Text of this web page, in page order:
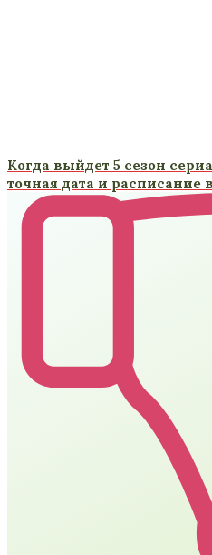
Когда выйдет 5 сезон
точная дата и расписание